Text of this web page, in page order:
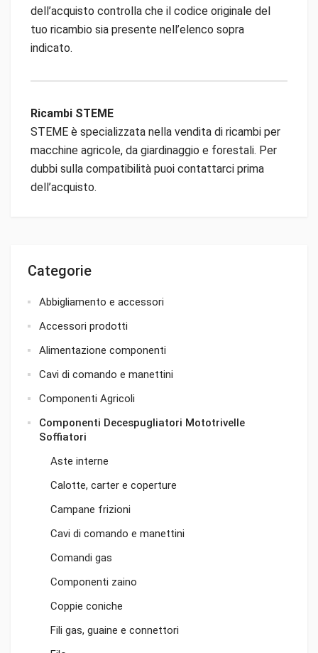
Categorie
Abbigliamento e accessori
Accessori prodotti
Alimentazione componenti
Cavi di comando e manettini
Componenti Agricoli
Componenti Decespugliatori Mototrivelle
Soffiatori
Aste interne
Calotte, carter e coperture
Campane frizioni
Cavi di comando e manettini
Comandi gas
Componenti zaino
Coppie coniche
Fili gas, guaine e connettori
dell’acquisto controlla che il codice originale del
tuo ricambio sia presente nell’elenco sopra
indicato.
Ricambi STEME
STEME è specializzata nella vendita di ricambi per
macchine agricole, da giardinaggio e forestali. Per
dubbi sulla compatibilità puoi contattarci prima
dell’acquisto.